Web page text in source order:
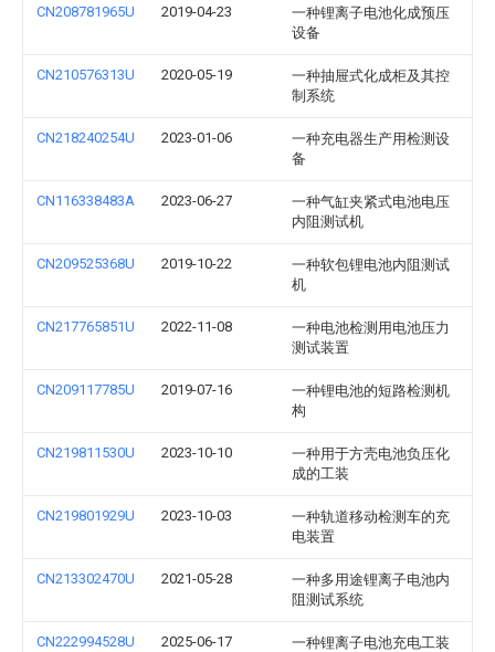
CN208781965U 2019-04-23
一种锂离子电池化成预压
设备
CN210576313U 2020-05-19
一种抽屉式化成柜及其控
制系统
CN218240254U 2023-01-06
一种充电器生产用检测设
备
CN116338483A 2023-06-27
一种气缸夹紧式电池电压
内阻测试机
CN209525368U 2019-10-22
一种软包锂电池内阻测试
机
CN217765851U 2022-11-08
一种电池检测用电池压力
测试装置
CN209117785U 2019-07-16
一种锂电池的短路检测机
构
CN219811530U 2023-10-10
一种用于方壳电池负压化
成的工装
CN219801929U 2023-10-03
一种轨道移动检测车的充
电装置
CN213302470U 2021-05-28
一种多用途锂离子电池内
阻测试系统
CN222994528U 2025-06-17 一种锂离子电池充电工装